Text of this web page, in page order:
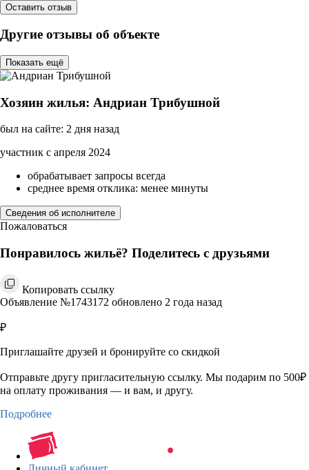
Оставить отзыв
Другие отзывы об объекте
Показать ещё
Хозяин жилья: Андриан Трибушной
был на сайте: 2 дня назад
участник с апреля 2024
обрабатывает запросы всегда
среднее время отклика: менее минуты
Сведения об исполнителе
Пожаловаться
Понравилось жильё? Поделитесь с друзьями
Копировать ссылку
Объявление №1743172 обновлено 2 года назад
₽
Приглашайте друзей и бронируйте со скидкой
Отправьте другу пригласительную ссылку. Мы подарим по 500₽
на оплату проживания — и вам, и другу.
Подробнее